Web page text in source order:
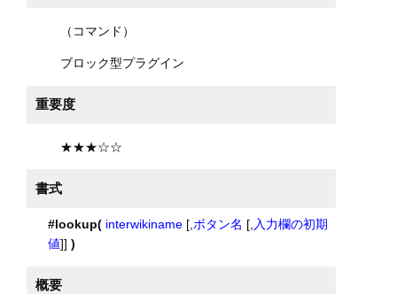
（コマンド）
ブロック型プラグイン
重要度
★★★☆☆
書式
#lookup( interwikiname[,ボタン名 [,入力欄の初期
値]] )
概要